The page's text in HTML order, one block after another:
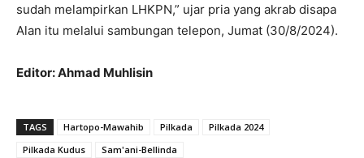
sudah melampirkan LHKPN,” ujar pria yang akrab disapa
Alan itu melalui sambungan telepon, Jumat (30/8/2024).
Editor: Ahmad Muhlisin
TAGS Hartopo-Mawahib Pilkada
Pilkada 2024
Pilkada Kudus
Sam'ani-Bellinda